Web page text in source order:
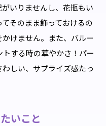
いりませんし、花瓶もい
そのまま飾っておけるの
けません。また、バルー
する時の華やかさ！パー
しい、サプライズ感たっ
いこと